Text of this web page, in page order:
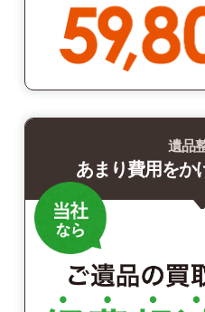
遺品
あまり費用をか